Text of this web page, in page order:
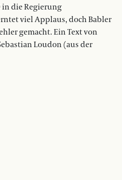
in die Regierung
viel Applaus, doch Babler
gemacht. Ein Text von
Loudon (aus der